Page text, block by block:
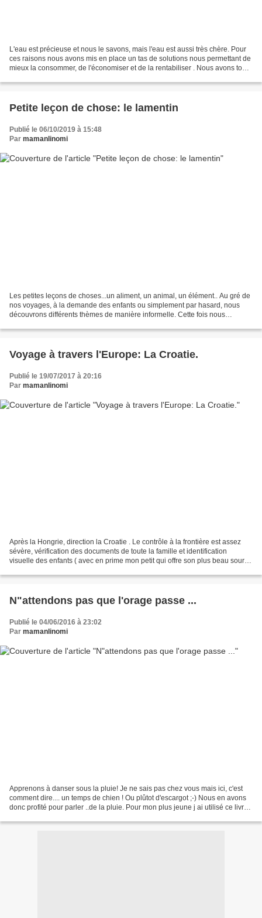
L'eau est précieuse et nous le savons, mais l'eau est aussi très chère. Pour
ces raisons nous avons mis en place un tas de solutions nous permettant de
mieux la consommer, de l'économiser et de la rentabiliser . Nous avons tout
Petite leçon de chose: le lamentin
Publié le 06/10/2019 à 15:48
Par mamanlinomi
Les petites leçons de choses...un aliment, un animal, un élément.. Au gré de
nos voyages, à la demande des enfants ou simplement par hasard, nous
découvrons différents thèmes de manière informelle. Cette fois nous
Voyage à travers l'Europe: La Croatie.
Publié le 19/07/2017 à 20:16
Par mamanlinomi
Après la Hongrie, direction la Croatie . Le contrôle à la frontière est assez
sévère, vérification des documents de toute la famille et identification
visuelle des enfants ( avec en prime mon petit qui offre son plus beau sourire
N"attendons pas que l'orage passe ...
Publié le 04/06/2016 à 23:02
Par mamanlinomi
Apprenons à danser sous la pluie! Je ne sais pas chez vous mais ici, c'est
comment dire.... un temps de chien ! Ou plûtot d'escargot ;-) Nous en avons
donc profité pour parler ..de la pluie. Pour mon plus jeune j ai utilisé ce livre.